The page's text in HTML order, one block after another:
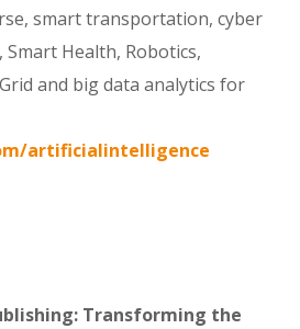
smart transportation, cyber
Health, Robotics,
and big data analytics for
artificialintelligence
Transforming the